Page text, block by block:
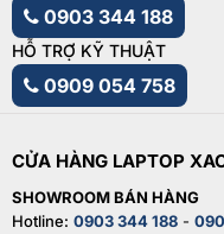
0903 344 188
HỖ TRỢ KỸ THUẬT
0909 054 758
CỬA HÀNG LAPTOP
SHOWROOM BÁN HÀNG
Hotline: 0903 344 188 -